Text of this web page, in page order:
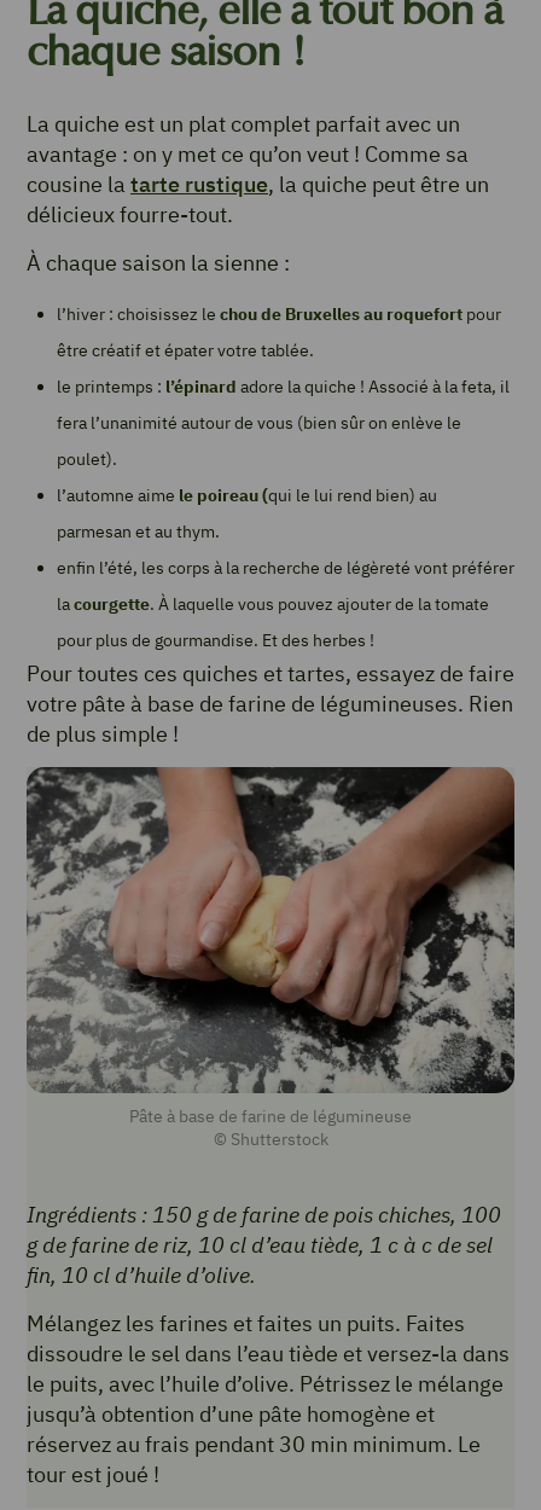
La quiche, elle a tout bon à
chaque saison !
La quiche est un plat complet parfait avec un
avantage : on y met ce qu’on veut ! Comme sa
cousine la tarte rustique, la quiche peut être un
délicieux fourre-tout.
À chaque saison la sienne :
l’hiver : choisissez le chou de Bruxelles au roquefortpour
être créatif et épater votre tablée.
le printemps : l’épinard adore la quiche ! Associé à la feta, il
fera l’unanimité autour de vous (bien sûr on enlève le
poulet).
l’automne aime le poireau (qui le lui rend bien) au
parmesan et au thym.
enfin l’été, les corps à la recherche de légèreté vont préférer
lacourgette. À laquelle vous pouvez ajouter de la tomate
pour plus de gourmandise. Et des herbes !
Pour toutes ces quiches et tartes, essayez de faire
votre pâte à base de farine de légumineuses. Rien
de plus simple !
Pâte à base de farine de légumineuse
© Shutterstock
Ingrédients : 150 g de farine de pois chiches, 100
g de farine de riz, 10 cl d’eau tiède, 1 c à c de sel
fin, 10 cl d’huile d’olive.
Mélangez les farines et faites un puits. Faites
dissoudre le sel dans l’eau tiède et versez-la dans
le puits, avec l’huile d’olive. Pétrissez le mélange
jusqu’à obtention d’une pâte homogène et
réservez au frais pendant 30 min minimum. Le
tour est joué !